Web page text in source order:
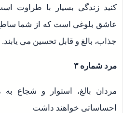
کنید زندگی بسیار با طراوت
عاشق بلوغی است که از شما ساطع
جذاب، بالغ و قابل تحسین می یابند.
مرد شماره ۳
مردان بالغ، استوار و شجاع
احساساتی خواهند داشت